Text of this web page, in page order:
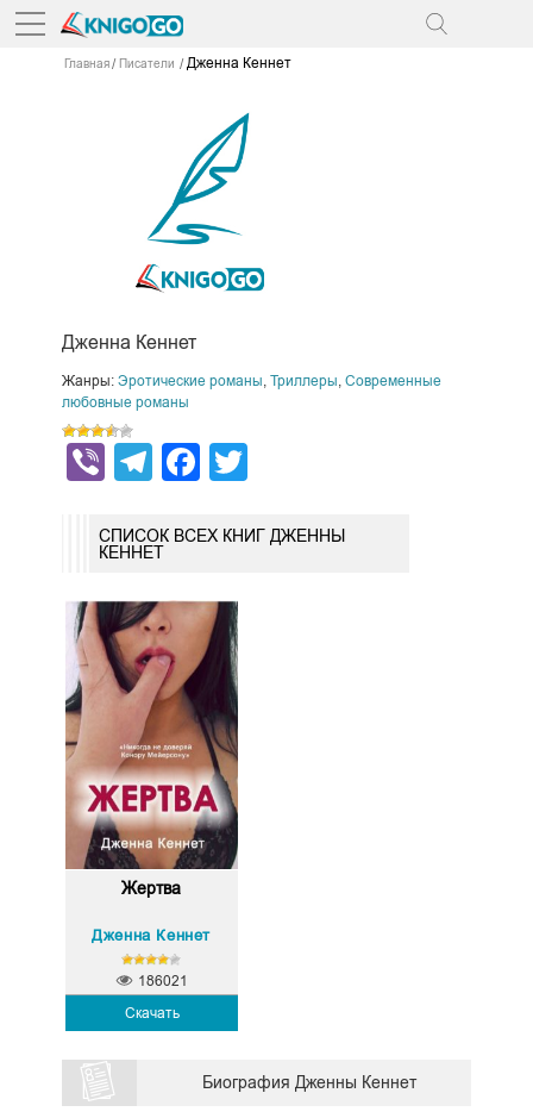
Главная Писатели Дженна Кеннет
Дженна Кеннет
Жанры: Эротические романы, Триллеры, Современные
любовные романы
ViberTelegram
Facebook
СПИСОК ВСЕХ КНИГ ДЖЕННЫ
КЕННЕТ
Жертва
Дженна Кеннет
Скачать
186021
Биография Дженны Кеннет